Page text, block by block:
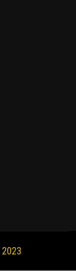
2023